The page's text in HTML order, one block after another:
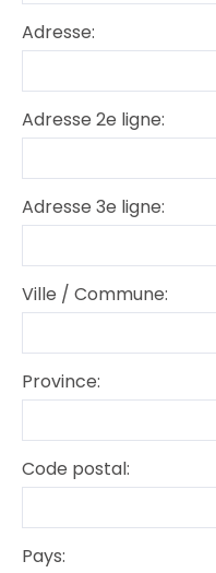
Adresse:
Adresse 2e ligne:
Adresse 3e ligne:
Ville / Commune:
Province:
Code postal:
Pays: